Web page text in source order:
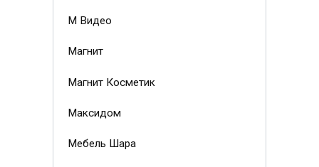
М Видео
Магнит
Магнит Косметик
Максидом
Мебель Шара